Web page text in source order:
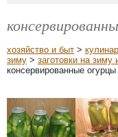
хозяйство и быт >
зиму > заготовки на зиму
консервированные огурцы